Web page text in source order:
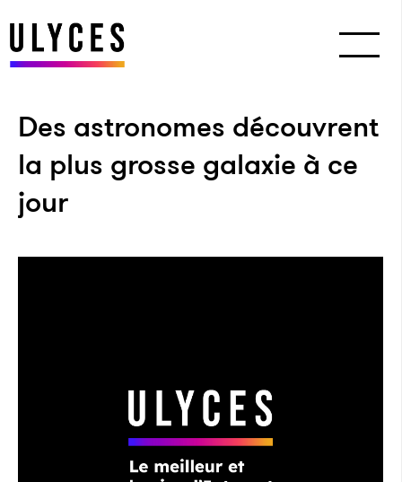
Des astronomes découvrent
la plus grosse galaxie à ce
jour